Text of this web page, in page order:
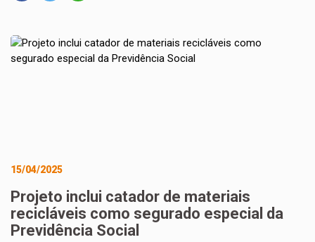
15/04/2025
Projeto inclui catador de materiais
recicláveis como segurado especial da
Previdência Social